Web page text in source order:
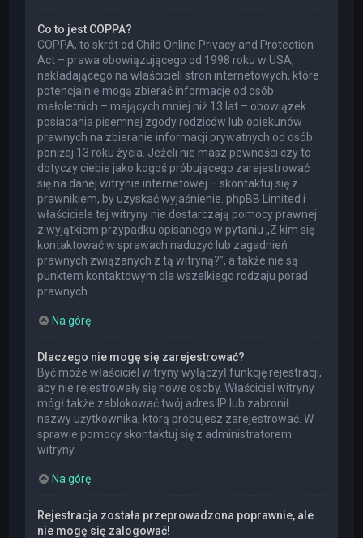
Co to jest COPPA?
COPPA, to skrót od Child Online Privacy and Protection
Act – prawa obowiązującego od 1998 roku w USA,
nakładającego na właścicieli stron internetowych, które
potencjalnie mogą zbierać informacje od osób
małoletnich – mających mniej niż 13 lat – obowiązek
posiadania pisemnej zgody rodziców lub opiekunów
prawnych na zbieranie informacji prywatnych od osób
poniżej 13 roku życia. Jeżeli nie masz pewności czy to
dotyczy ciebie jako kogoś próbującego zarejestrować
się na danej witrynie internetowej – skontaktuj się z
prawnikiem, by uzyskać wyjaśnienie. phpBB Limited i
właściciele tej witryny nie dostarczają pomocy prawnej
z wyjątkiem przypadku opisanego w pytaniu „Z kim się
kontaktować w sprawach nadużyć lub zagadnień
prawnych związanych z tą witryną?”, a także nie są
punktem kontaktowym dla wszelkiego rodzaju porad
prawnych.
Na górę
Dlaczego nie mogę się zarejestrować?
Być może właściciel witryny wyłączył funkcję rejestracji,
aby nie rejestrowały się nowe osoby. Właściciel witryny
mógł także zablokować twój adres IP lub zabronił
nazwy użytkownika, którą próbujesz zarejestrować. W
sprawie pomocy skontaktuj się z administratorem
witryny.
Na górę
Rejestracja została przeprowadzona poprawnie, ale
nie mogę się zalogować!